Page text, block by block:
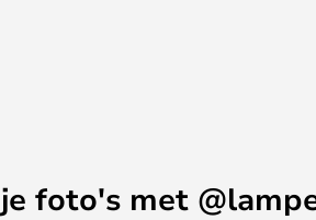
lampen van
Desondanks is het
modern.
foto's met